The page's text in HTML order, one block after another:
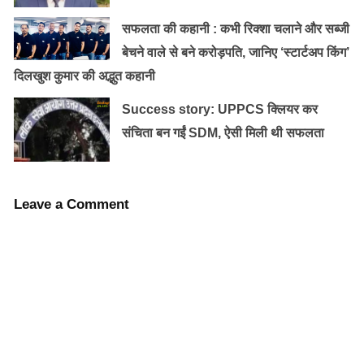
अनुराधा जब महज़ ६ साल की थीं , तभी उन्हें काम पर लगा दिया
गया। उन्हें ४ लोगों के घर जाना होता और वहां पर खूब काम करना
पड़ता। अनुराधा को कपड़े साफ़ करना , झूठे बर्तन मांजना , साफ़
सफाई करना जैसे काम करने पड़ते। नन्हीं-सी उम्र में ही अनुराधा
मजदूर बन गयी थीं ।
सफलता की कहानी : कभी रिक्शा चलाने और सब्जी
बेचने वाले से बने करोड़पति, जानिए ‘स्टार्टअप किंग’
दिलखुश कुमार की अद्भुत कहानी
Success story: UPPCS क्लियर कर
संचिता बन गईं SDM, ऐसी मिली थी सफलता
Leave a Comment